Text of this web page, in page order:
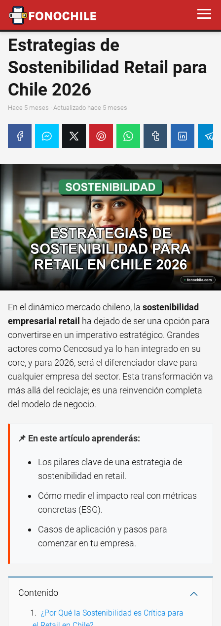
Estrategias de
Sostenibilidad Retail para
Chile 2026
hace 5 meses · Actualizado hace 5 meses
En el dinámico mercado chileno, la sostenibilidad
empresarial retail ha dejado de ser una opción para
convertirse en un imperativo estratégico. Grandes
actores como Cencosud ya lo han integrado en su
core, y para 2026, será el diferenciador clave para
cualquier empresa del sector. Esta transformación va
más allá del reciclaje; es una reinvención completa
del modelo de negocio.
📌 En este artículo aprenderás:
Los pilares clave de una estrategia de
sostenibilidad en retail.
Cómo medir el impacto real con métricas
concretas (ESG).
Casos de aplicación y pasos para
comenzar en tu empresa.
Contenido
¿Por Qué la Sostenibilidad es Crítica para